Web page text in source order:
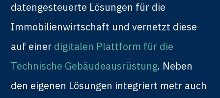
datengesteuerte Lösungen für die
Immobilienwirtschaft und vernetzt diese
auf einer digitalen Plattform für die
Technische Gebäudeausrüstung. Neben
den eigenen Lösungen integriert metr auch